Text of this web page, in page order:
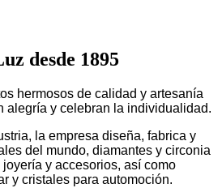
desde 1895
hermosos de calidad y artesanía
alegría y celebran la individualidad.
la empresa diseña, fabrica y
del mundo, diamantes y circonia
y accesorios, así como
y cristales para automoción.